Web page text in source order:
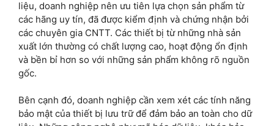
liệu, doanh nghiệp nên ưu tiên lựa chọn sản phẩm từ
các hãng uy tín, đã được kiểm định và chứng nhận bởi
các chuyên gia CNTT. Các thiết bị từ những nhà sản
xuất lớn thường có chất lượng cao, hoạt động ổn định
và bền bỉ hơn so với những sản phẩm không rõ nguồn
gốc.
Bên cạnh đó, doanh nghiệp cần xem xét các tính năng
bảo mật của thiết bị lưu trữ để đảm bảo an toàn cho dữ